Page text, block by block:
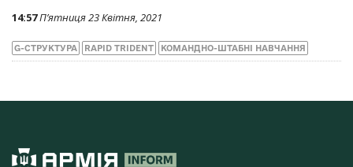
14:57П’ятниця 23 Квітня, 2021
G-СТРУКТУРА RAPID TRIDENT КОМАНДНО-ШТАБНІ НАВЧАННЯ